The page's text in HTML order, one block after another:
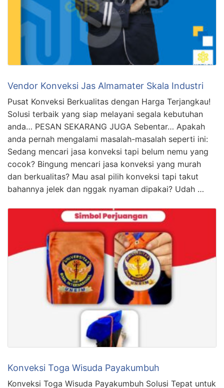
Vendor Konveksi Jas Almamater Skala Industri
Pusat Konveksi Berkualitas dengan Harga Terjangkau!
Solusi terbaik yang siap melayani segala kebutuhan
anda… PESAN SEKARANG JUGA Sebentar… Apakah
anda pernah mengalami masalah-masalah seperti ini:
Sedang mencari jasa konveksi tapi belum nemu yang
cocok? Bingung mencari jasa konveksi yang murah
dan berkualitas? Mau asal pilih konveksi tapi takut
bahannya jelek dan nggak nyaman dipakai? Udah …
Konveksi Toga Wisuda Payakumbuh
Konveksi Toga Wisuda Payakumbuh Solusi Tepat untuk